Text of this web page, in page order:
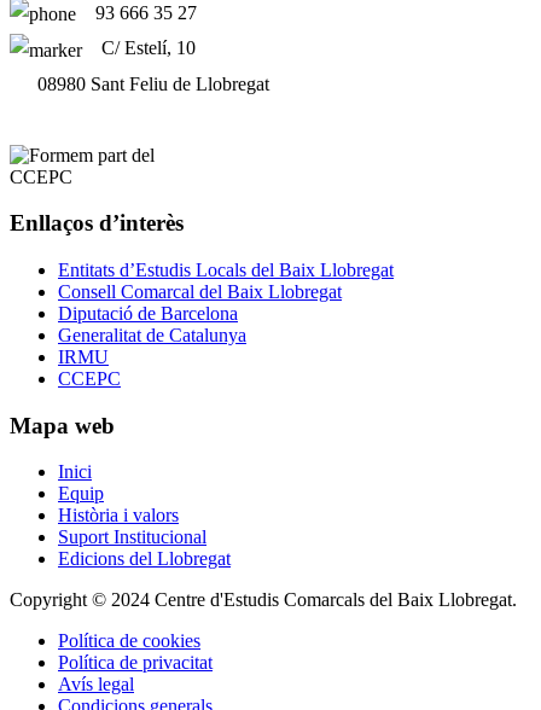
93 666 35 27
C/ Estelí, 10
08980 Sant Feliu de Llobregat
Enllaços d’interès
Entitats d’Estudis Locals del Baix Llobregat
Consell Comarcal del Baix Llobregat
Diputació de Barcelona
Generalitat de Catalunya
IRMU
CCEPC
Mapa web
Inici
Equip
Història i valors
Suport Institucional
Edicions del Llobregat
Copyright © 2024 Centre d'Estudis Comarcals del Baix Llobregat.
Política de cookies
Política de privacitat
Avís legal